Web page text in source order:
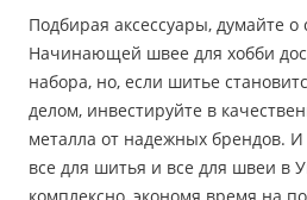
Подбирая аксессуары, думайте о
Начинающей швее для хобби
набора, но, если шитье
делом, инвестируйте в
металла от надежных брендов.
все для шитья и все для швеи в